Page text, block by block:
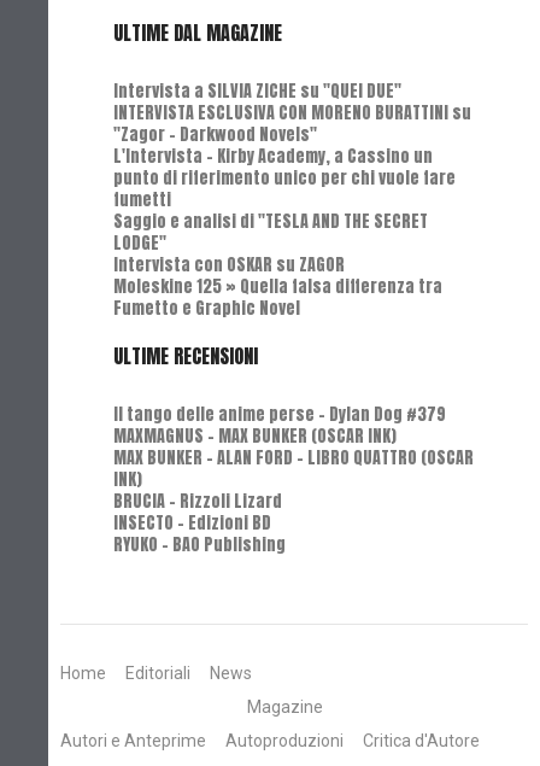
ULTIME DAL MAGAZINE
Intervista a SILVIA ZICHE su "QUEI DUE"
INTERVISTA ESCLUSIVA CON MORENO BURATTINI su
"Zagor - Darkwood Novels"
L'Intervista - Kirby Academy, a Cassino un
punto di riferimento unico per chi vuole fare
fumetti
Saggio e analisi di "TESLA AND THE SECRET
LODGE"
Intervista con OSKAR su ZAGOR
Moleskine 125 » Quella falsa differenza tra
Fumetto e Graphic Novel
ULTIME RECENSIONI
Il tango delle anime perse - Dylan Dog #379
MAXMAGNUS – MAX BUNKER (OSCAR INK)
MAX BUNKER – ALAN FORD – LIBRO QUATTRO (OSCAR
INK)
BRUCIA - Rizzoli Lizard
INSECTO - Edizioni BD
RYUKO - BAO Publishing
Home Editoriali
News
Magazine
Autori e Anteprime
Autoproduzioni
Critica d'Autore